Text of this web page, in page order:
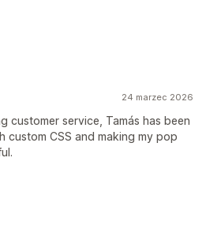
24 marzec 2026
customer service, Tamás has been
custom CSS and making my pop